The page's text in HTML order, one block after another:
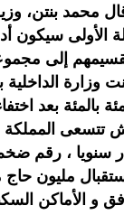
محمد بنتن، وزير
الأولى سيكون
إلى
الداخلية
بالمئة بعد
المملكة
مليار دولار
و الأماكن